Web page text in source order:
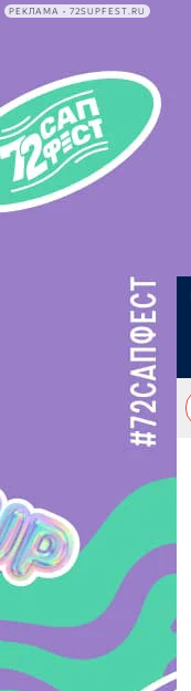
РЕКЛАМА • 72SUPFEST.RU